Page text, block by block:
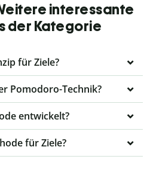
interessante
der Kategorie
für Ziele?
Pomodoro-Technik?
entwickelt?
für Ziele?